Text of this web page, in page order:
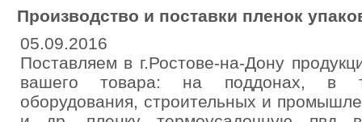
Производство и поставки пленок
05.09.2016
Поставляем в г.Ростове-на-Дону
вашего товара: на поддонах, в
оборудования, строительных и